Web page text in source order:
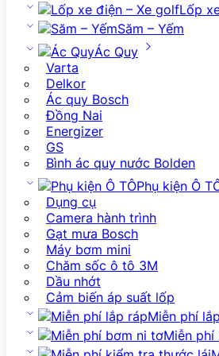
Lốp
Săm – Yếm
Ác Quy
Varta
Delkor
Ác quy Bosch
Đồng Nai
Energizer
GS
Bình ác quy nước Bolden
Phụ kiện Ô
Dụng cụ
Camera hành trình
Gạt mưa Bosch
Máy bơm mini
Chăm sốc ô tô 3M
Dầu nhớt
Cảm biến áp suất lốp
Miễn phí
Miễn